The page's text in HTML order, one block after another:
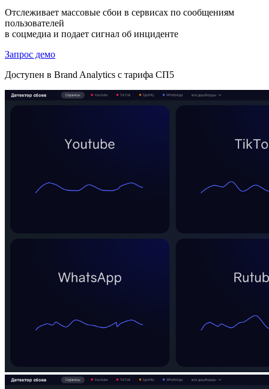
Отслеживает массовые сбои в сервисах по сообщениям
пользователей
в соцмедиа и подает сигнал об инциденте
Запрос демо
Доступен в Brand Analytics с тарифа СП5